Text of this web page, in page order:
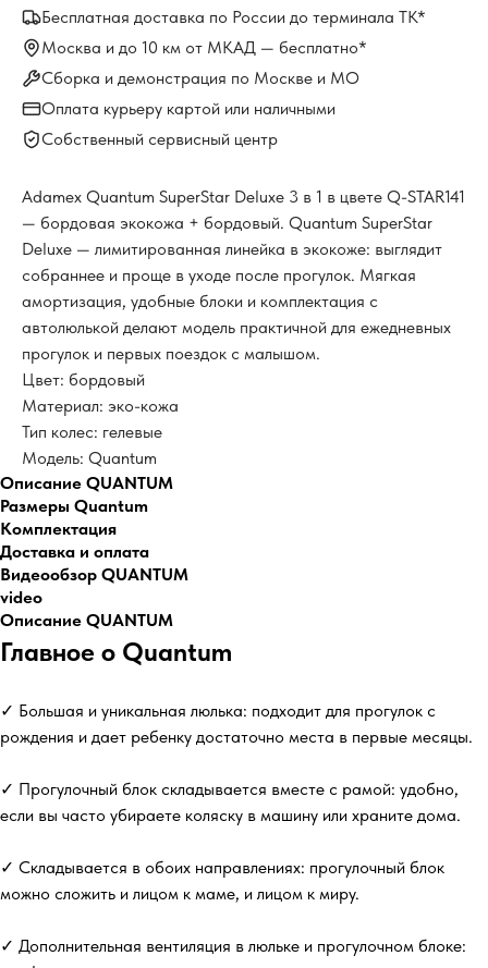
Бесплатная доставка по России до терминала ТК*
Москва и до 10 км от МКАД — бесплатно*
Сборка и демонстрация по Москве и МО
Оплата курьеру картой или наличными
Собственный сервисный центр
Adamex Quantum SuperStar Deluxe 3 в 1 в цвете Q-STAR141
— бордовая экокожа + бордовый. Quantum SuperStar
Deluxe — лимитированная линейка в экокоже: выглядит
собраннее и проще в уходе после прогулок. Мягкая
амортизация, удобные блоки и комплектация с
автолюлькой делают модель практичной для ежедневных
прогулок и первых поездок с малышом.
Цвет: бордовый
Материал: эко-кожа
Тип колес: гелевые
Модель: Quantum
Описание QUANTUM
Размеры Quantum
Комплектация
Доставка и оплата
Видеообзор QUANTUM
video
Описание QUANTUM
Главное о Quantum
✓ Большая и уникальная люлька: подходит для прогулок с
рождения и дает ребенку достаточно места в первые месяцы.
✓ Прогулочный блок складывается вместе с рамой: удобно,
если вы часто убираете коляску в машину или храните дома.
✓ Складывается в обоих направлениях: прогулочный блок
можно сложить и лицом к маме, и лицом к миру.
✓ Дополнительная вентиляция в люльке и прогулочном блоке: